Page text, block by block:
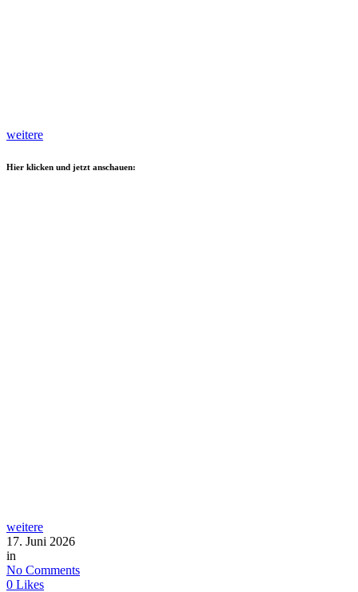
weitere
Hier klicken und jetzt anschauen:
weitere
17. Juni 2026
in
No Comments
0 Likes